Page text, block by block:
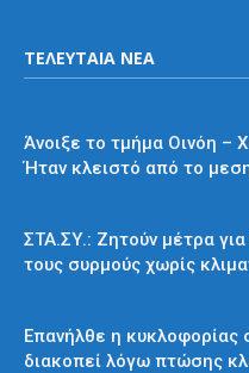
ΤΕΛΕΥΤΑΙΑ ΝΕΑ
Άνοιξε το τμήμα Οινόη –
Ήταν κλειστό από το
ΣΤΑ.ΣΥ.: Ζητούν μέτρα
τους συρμούς χωρίς
Επανήλθε η κυκλοφορίας
διακοπεί λόγω πτώσης